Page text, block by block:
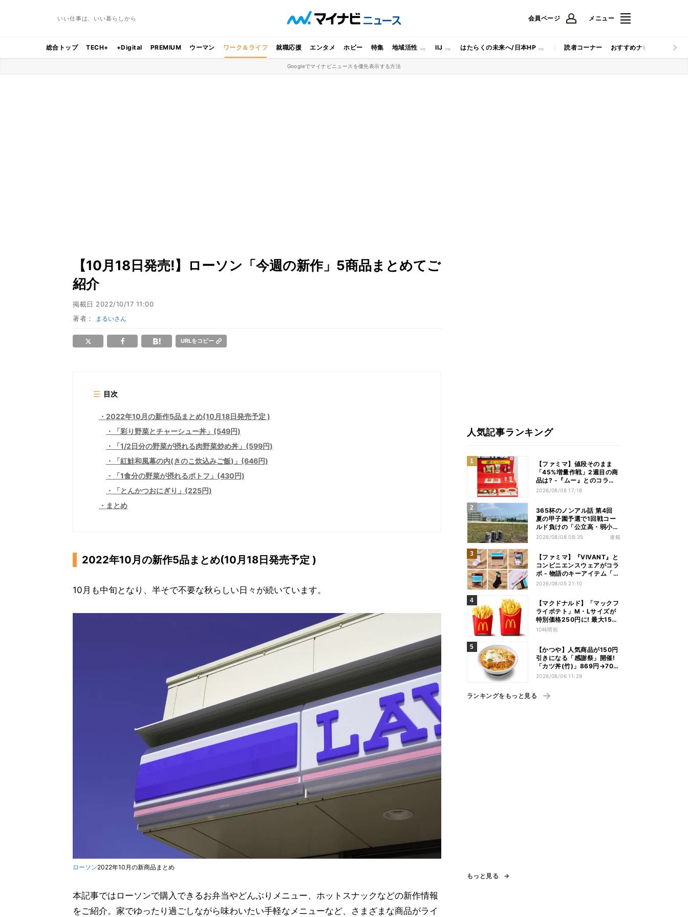
いい仕事は、いい暮らしから 会員ページ メニュー
総合トップ TECH+ +Digital PREMIUM ウーマン ワーク＆ライフ 就職応援 エンタメ ホビー 特集 地域活性 IIJ はたらくの未来へ/日本HP 読者コーナー おすすめナビ マイナビ
Googleでマイナビニュースを優先表示する方法
【10月18日発売!】ローソン「今週の新作」5商品まとめてご
紹介
掲載日 2022/10/17 11:00
著者：
まるいさん
URLをコピー
目次
2022年10月の新作5品まとめ(10月18日発売予定 )
「彩り野菜とチャーシュー丼」(549円)
「1/2日分の野菜が摂れる肉野菜炒め丼」(599円)
「紅鮭和風幕の内(きのこ炊込みご飯)」(646円)
「1食分の野菜が摂れるポトフ」(430円)
「とんかつおにぎり」(225円)
まとめ
2022年10月の新作5品まとめ(10月18日発売予定 )
10月も中旬となり、半そで不要な秋らしい日々が続いています。
ローソン2022年10月の新商品まとめ
本記事ではローソンで購入できるお弁当やどんぶりメニュー、ホットスナックなどの新作情報
をご紹介。家でゆったり過ごしながら味わいたい手軽なメニューなど、さまざまな商品がライ
人気記事ランキング
【ファミマ】値段そのまま
「45%増量作戦」2週目の商
品は? -『ムー』とのコラボ
グッズもオンラインに登場
2026/08/08 17:18
365杯のノンアル話 第4回
夏の甲子園予選で1回戦コー
ルド負けの「公立高・弱小野
球部」 3年生の引退試合後、
2026/08/08 08:35 連載
【ファミマ】『VIVANT』と
コンビニエンスウェアがコラ
ボ - 物語のキーアイテム「別
班饅頭」も発売
2026/08/05 21:10
【マクドナルド】「マックフ
ライポテト」M・Lサイズが
特別価格250円に! 最大150
円お得 - 8月17日から12日間
10時間前
【かつや】人気商品が150円
引きになる「感謝祭」開催!
「カツ丼(竹)」869円→704
円、「ロースカツ定食」913
2026/08/06 11:29
ランキングをもっと見る
もっと見る